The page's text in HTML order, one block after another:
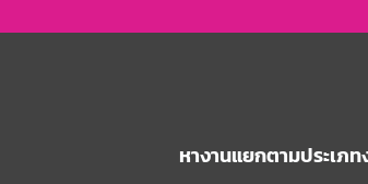
หางานแยกตามประเภท